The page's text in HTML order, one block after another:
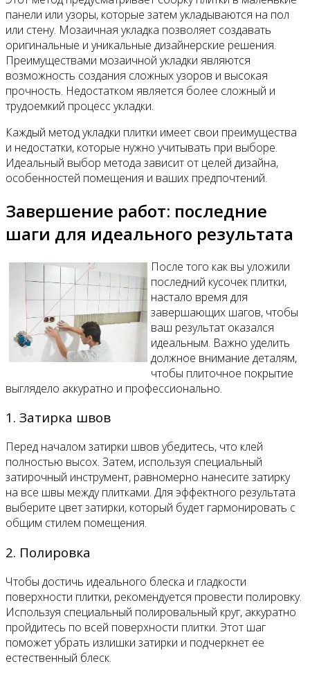
панели или узоры, которые затем укладываются на пол
или стену. Мозаичная укладка позволяет создавать
оригинальные и уникальные дизайнерские решения.
Преимуществами мозаичной укладки являются
возможность создания сложных узоров и высокая
прочность. Недостатком является более сложный и
трудоемкий процесс укладки.
Каждый метод укладки плитки имеет свои преимущества
и недостатки, которые нужно учитывать при выборе.
Идеальный выбор метода зависит от целей дизайна,
особенностей помещения и ваших предпочтений.
Завершение работ: последние
шаги для идеального результата
После того как вы уложили
последний кусочек плитки,
настало время для
завершающих шагов, чтобы
ваш результат оказался
идеальным. Важно уделить
должное внимание деталям,
чтобы плиточное покрытие
выглядело аккуратно и профессионально.
1. Затирка швов
Перед началом затирки швов убедитесь, что клей
полностью высох. Затем, используя специальный
затирочный инструмент, равномерно нанесите затирку
на все швы между плитками. Для эффектного результата
выберите цвет затирки, который будет гармонировать с
общим стилем помещения.
2. Полировка
Чтобы достичь идеального блеска и гладкости
поверхности плитки, рекомендуется провести полировку.
Используя специальный полировальный круг, аккуратно
пройдитесь по всей поверхности плитки. Этот шаг
поможет убрать излишки затирки и подчеркнет ее
естественный блеск.